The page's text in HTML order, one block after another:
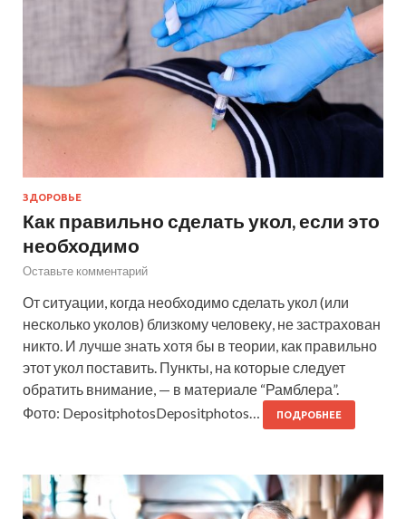
ЗДОРОВЬЕ
Как правильно сделать укол, если это
необходимо
Оставьте комментарий
От ситуации, когда необходимо сделать укол (или
несколько уколов) близкому человеку, не застрахован
никто. И лучше знать хотя бы в теории, как правильно
этот укол поставить. Пункты, на которые следует
обратить внимание, — в материале “Рамблера”.
Фото: DepositphotosDepositphotos…
ПОДРОБНЕЕ